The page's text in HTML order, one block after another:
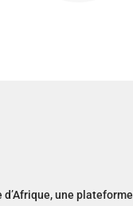
une plateforme